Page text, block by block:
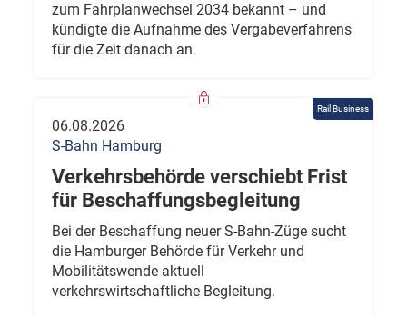
zum Fahrplanwechsel 2034 bekannt – und
kündigte die Aufnahme des Vergabeverfahrens
für die Zeit danach an.
Rail Business
06.08.2026
S-Bahn Hamburg
Verkehrsbehörde verschiebt Frist
für Beschaffungsbegleitung
Bei der Beschaffung neuer S-Bahn-Züge sucht
die Hamburger Behörde für Verkehr und
Mobilitätswende aktuell
verkehrswirtschaftliche Begleitung.